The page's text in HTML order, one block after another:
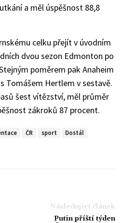
a měl úspěšnost 88,8
celku přejít v úvodním
dvou sezon Edmonton po
poměrem pak Anaheim
Tomášem Hertlem v sestavě.
šest vítězství, měl průměr
zákroků 87 procent.
ČR sport Dostál
Následující článek
Putin příští týden